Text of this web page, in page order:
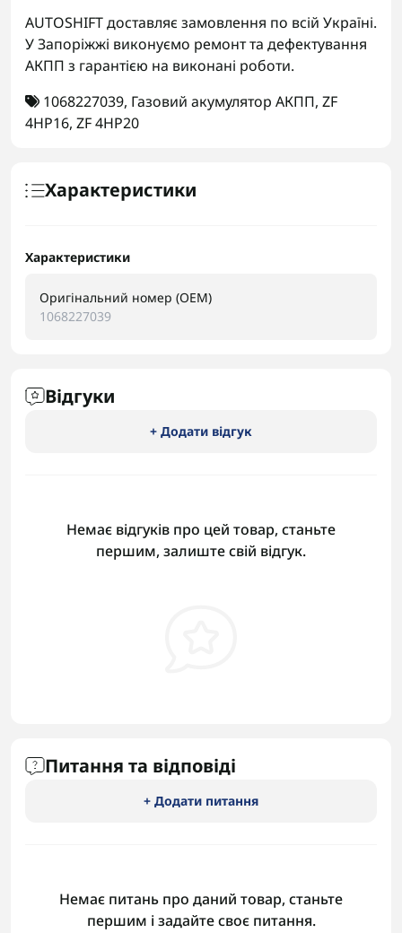
AUTOSHIFT доставляє замовлення по всій Україні.
У Запоріжжі виконуємо ремонт та дефектування
АКПП з гарантією на виконані роботи.
1068227039, Газовий акумулятор АКПП, ZF
4HP16, ZF 4HP20
Характеристики
Характеристики
Оригінальний номер (OEM)
1068227039
Відгуки
+ Додати відгук
Немає відгуків про цей товар, станьте
першим, залиште свій відгук.
Питання та відповіді
+ Додати питання
Немає питань про даний товар, станьте
першим і задайте своє питання.